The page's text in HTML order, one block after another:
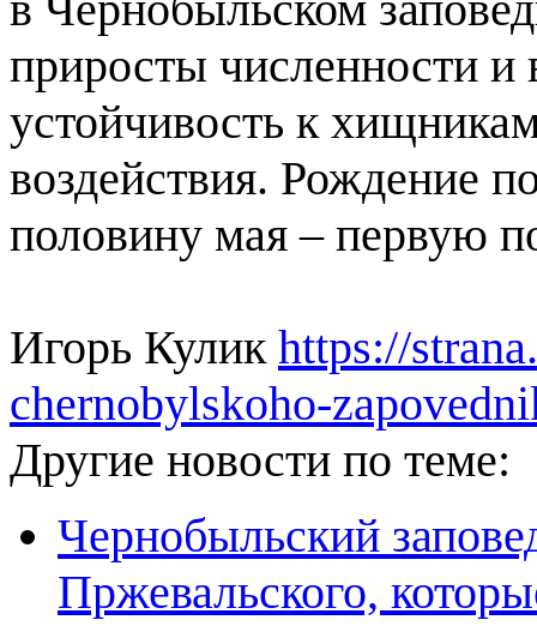
приросты численности
устойчивость к
воздействия. Рождение
половину мая – первую
Игорь Кулик https://
chernobylskoho-
Другие новости по теме:
Чернобыльский
Пржевальского,